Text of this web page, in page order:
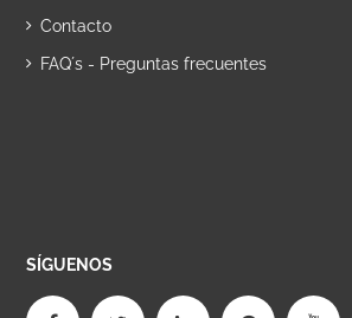
Contacto
FAQ´s - Preguntas frecuentes
SÍGUENOS